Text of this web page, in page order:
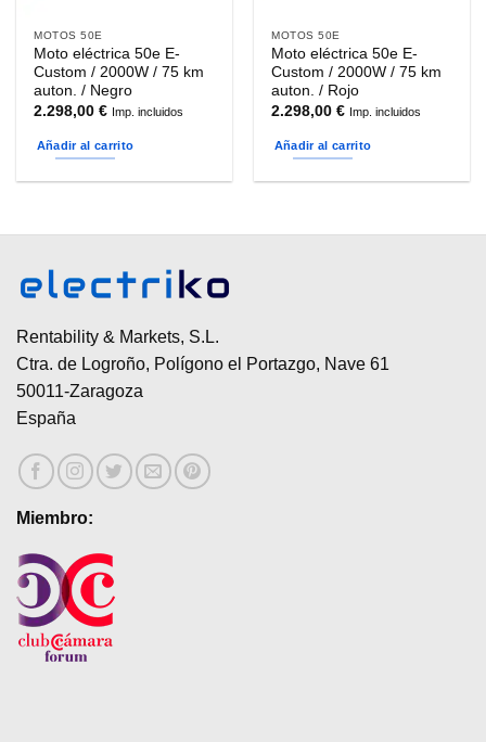
página
de
producto
MOTOS 50E
Moto eléctrica 50e E-
Custom / 2000W / 75 km
auton. / Negro
2.298,00€ Imp. incluidos
Añadir al carrito
MOTOS 50E
Moto eléctrica 50e E-
Custom / 2000W / 75 km
auton. / Rojo
2.298,00€ Imp. incluidos
Añadir al carrito
Rentability & Markets, S.L.
Ctra. de Logroño, Polígono el Portazgo, Nave 61
50011-Zaragoza
España
Miembro: